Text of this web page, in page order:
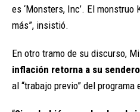
es ‘Monsters, Inc’. El
más”, insistió.
En otro tramo de su discurso,
inflación retorna a su
al “trabajo previo” del